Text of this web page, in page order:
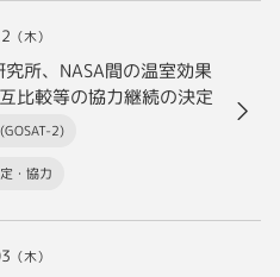
（木）
所、NASA間の温室効果
比較等の協力継続の決定
2)
・協力
（木）